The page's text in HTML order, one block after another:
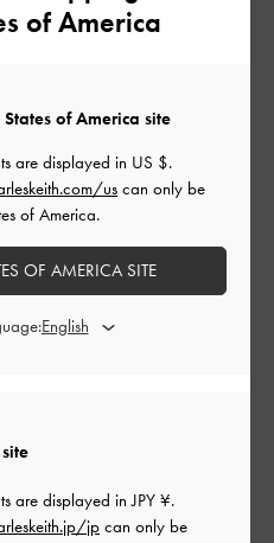
い‼
められました‼
かった
of America
are displayed inJPY ¥.
jpcan only be
of America site
are displayed in US $.
uscan only be
of America.
OF AMERICA SITE